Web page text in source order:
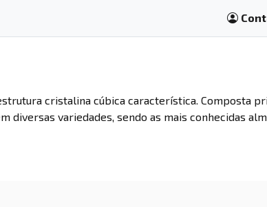
cristalina cúbica característica. Composta
diversas variedades, sendo as mais conhecidas